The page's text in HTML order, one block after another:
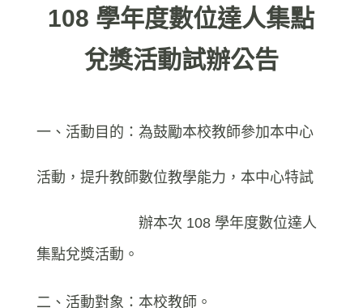
108 學年度數位達人集點
兌獎活動試辦公告
一、活動目的：為鼓勵本校教師參加本中心
活動，提升教師數位教學能力，本中心特試
辦本次 108 學年度數位達人
集點兌獎活動。
二、活動對象：本校教師。